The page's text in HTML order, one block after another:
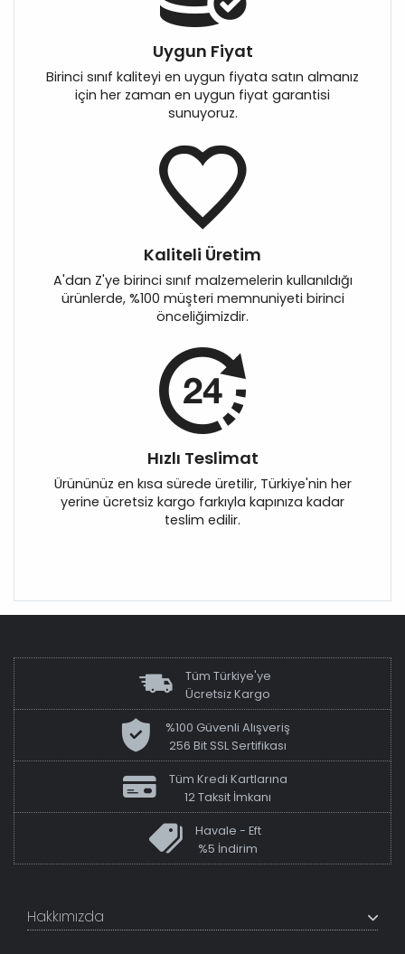
Uygun Fiyat
Birinci sınıf kaliteyi en uygun fiyata satın almanız
için her zaman en uygun fiyat garantisi
sunuyoruz.
Kaliteli Üretim
A'dan Z'ye birinci sınıf malzemelerin kullanıldığı
ürünlerde, %100 müşteri memnuniyeti birinci
önceliğimizdir.
Hızlı Teslimat
Ürününüz en kısa sürede üretilir, Türkiye'nin her
yerine ücretsiz kargo farkıyla kapınıza kadar
teslim edilir.
Tüm Türkiye'ye
Ücretsiz Kargo
%100 Güvenli Alışveriş
256 Bit SSL Sertifikası
Tüm Kredi Kartlarına
12 Taksit İmkanı
Havale - Eft
%5 İndirim
Hakkımızda